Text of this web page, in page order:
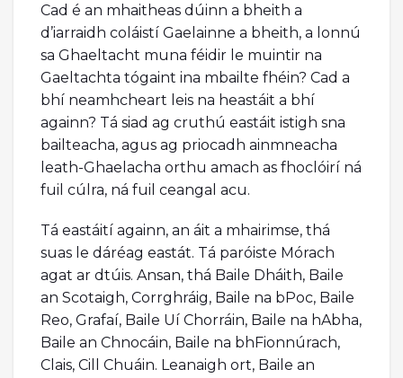
Cad é an mhaitheas dúinn a bheith a
d’iarraidh coláistí Gaelainne a bheith, a lonnú
sa Ghaeltacht muna féidir le muintir na
Gaeltachta tógaint ina mbailte fhéin? Cad a
bhí neamhcheart leis na heastáit a bhí
againn? Tá siad ag cruthú eastáit istigh sna
bailteacha, agus ag priocadh ainmneacha
leath-Ghaelacha orthu amach as fhoclóirí ná
fuil cúlra, ná fuil ceangal acu.
Tá eastáití againn, an áit a mhairimse, thá
suas le dáréag eastát. Tá paróiste Mórach
agat ar dtúis. Ansan, thá Baile Dháith, Baile
an Scotaigh, Corrghráig, Baile na bPoc, Baile
Reo, Grafaí, Baile Uí Chorráin, Baile na hAbha,
Baile an Chnocáin, Baile na bhFionnúrach,
Clais, Cill Chuáin. Leanaigh ort, Baile an